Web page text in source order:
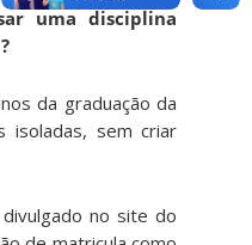
uma disciplina
da graduação da
isoladas, sem criar
no site do